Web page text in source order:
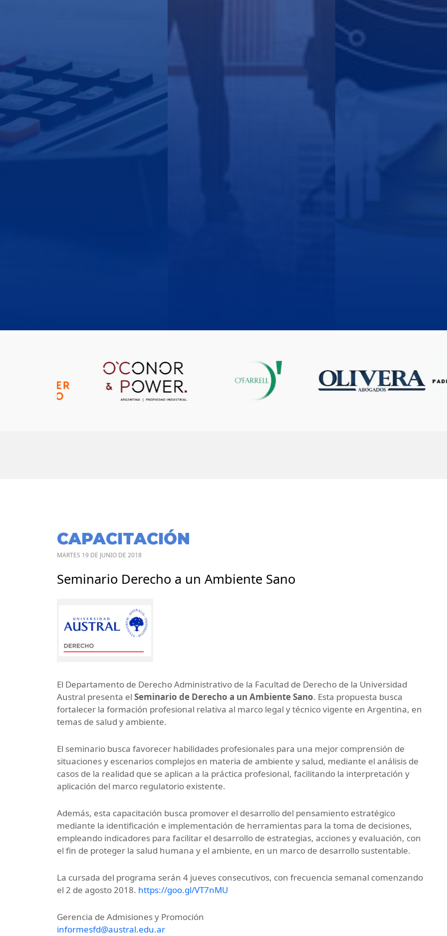
CAPACITACIÓN
MARTES 19 DE JUNIO DE 2018
Seminario Derecho a un Ambiente Sano
El Departamento de Derecho Administrativo de la Facultad de Derecho de la Universidad
Austral presenta el Seminario de Derecho a un Ambiente Sano. Esta propuesta busca
fortalecer la formación profesional relativa al marco legal y técnico vigente en Argentina, en
temas de salud y ambiente.
El seminario busca favorecer habilidades profesionales para una mejor comprensión de
situaciones y escenarios complejos en materia de ambiente y salud, mediante el análisis de
casos de la realidad que se aplican a la práctica profesional, facilitando la interpretación y
aplicación del marco regulatorio existente.
Además, esta capacitación busca promover el desarrollo del pensamiento estratégico
mediante la identificación e implementación de herramientas para la toma de decisiones,
empleando indicadores para facilitar el desarrollo de estrategias, acciones y evaluación, con
el fin de proteger la salud humana y el ambiente, en un marco de desarrollo sustentable.
La cursada del programa serán 4 jueves consecutivos, con frecuencia semanal comenzando
el 2 de agosto 2018. https://goo.gl/VT7nMU
Gerencia de Admisiones y Promoción
informesfd@austral.edu.ar